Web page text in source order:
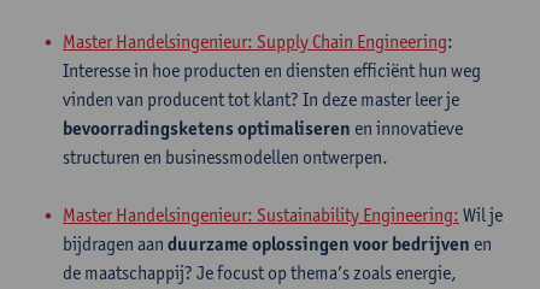
Master Handelsingenieur: Supply Chain Engineering:
Interesse in hoe producten en diensten efficiënt hun weg
vinden van producent tot klant? In deze master leer je
bevoorradingsketens optimaliseren en innovatieve
structuren en businessmodellen ontwerpen.
Master Handelsingenieur: Sustainability Engineering: Wil je
bijdragen aan duurzame oplossingen voor bedrijven en
de maatschappij? Je focust op thema’s zoals energie,